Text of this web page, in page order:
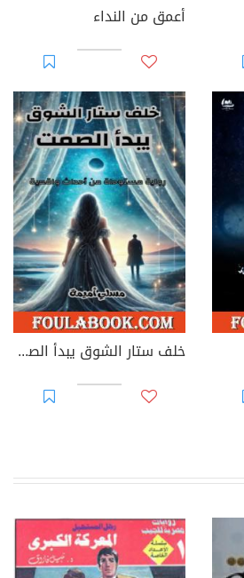
أعمق من النداء
خلف ستار الشوق يبدأ الصمت